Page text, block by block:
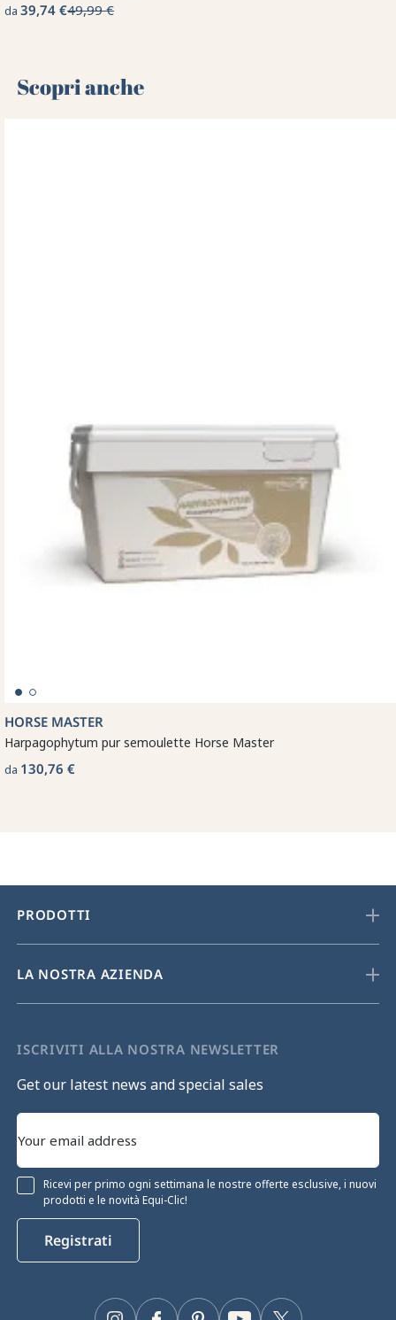
da 39,74 €49,99 €
Scopri anche 🌻
HORSE MASTER
Harpagophytum pur semoulette Horse Master
da 130,76 €
PRODOTTI
LA NOSTRA AZIENDA
ISCRIVITI ALLA NOSTRA NEWSLETTER
Get our latest news and special sales
Ricevi per primo ogni settimana le nostre offerte esclusive, i nuovi
prodotti e le novità Equi-Clic!
Registrati